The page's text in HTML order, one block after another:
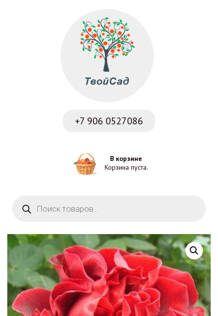
+7 906 0527086
В корзине
Корзина пуста.